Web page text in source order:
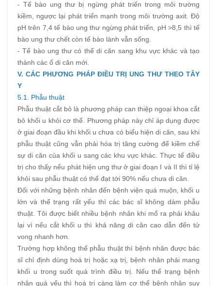
- Tế bào ung thư bị ngừng phát triển trong môi trường
kiềm, ngược lại phát triển mạnh trong môi trường axit. Độ
pH trên 7,4 tế bào ung thư ngừng phát triển, pH >8,5 thì tế
bào ung thư chết còn tế bào lành vẫn sống.
- Tế bào ung thư có thể di căn sang khu vực khác và tạo
thành các ổ di căn mới.
V. CÁC PHƯƠNG PHÁP ĐIỀU TRỊ UNG THƯTHEO TÂY
Y
5.1. Phẫu thuật
Phẫu thuật cắt bỏ là phương pháp can thiệp ngoại khoa cắt
bỏ khối u khỏi cơ thể. Phương pháp này chỉ áp dụng được
ở giai đoạn đầu khi khối u chưa có biểu hiện di căn, sau khi
phẫu thuật cũng vẫn phải hóa trị tăng cường để kiềm chế
sự di căn của khối u sang các khu vực khác. Thực tế điều
trị cho thấy nếu phát hiện ung thư ở giai đoạn I và II thì tỉ lệ
khỏi sau phẫu thuật có thể đạt tới 90% nếu chưa di căn.
Đối với những bệnh nhân đến bệnh viện quá muộn, khối u
lớn và thể trạng rất yếu thì các bác sĩ không dám phẫu
thuật. Tôi được biết nhiều bệnh nhân khi mổ ra phải khâu
lại vì nếu cắt khối u thì khả năng di căn cao dẫn đến tử
vong nhanh hơn.
Trường hợp không thể phẫu thuật thì bệnh nhân được bác
sĩ chỉ định dùng hoá trị hoặc xạ trị, bệnh nhân phải mang
khối u trong suốt quá trình điều trị. Nếu thể trạng bệnh
nhân quá yếu thì hoá trị càng làm cơ thể bệnh nhân suy